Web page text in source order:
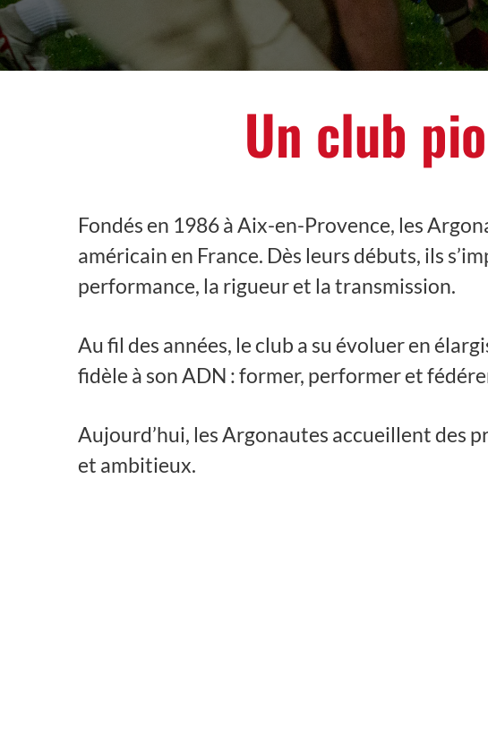
Un club
Fondés en 1986 à Aix-en-Provence, les
américain en France. Dès leurs débuts, ils
performance, la rigueur et la transmission.
Au fil des années, le club a su évoluer en
fidèle à son ADN : former, performer et
Aujourd’hui, les Argonautes accueillent des
et ambitieux.